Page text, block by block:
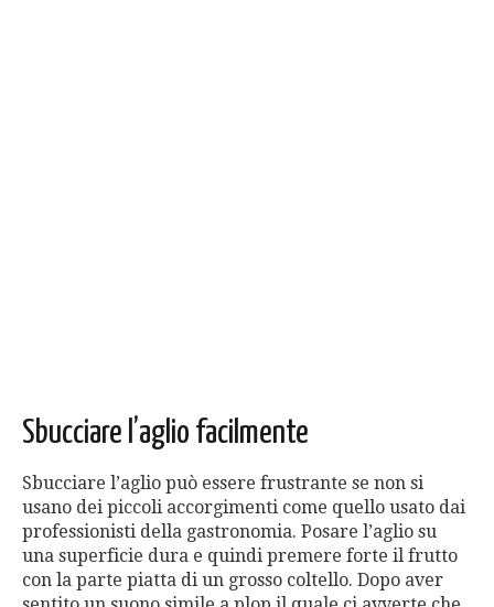
Sbucciare l’aglio facilmente
Sbucciare l’aglio può essere frustrante se non si
usano dei piccoli accorgimenti come quello usato dai
professionisti della gastronomia. Posare l’aglio su
una superficie dura e quindi premere forte il frutto
con la parte piatta di un grosso coltello. Dopo aver